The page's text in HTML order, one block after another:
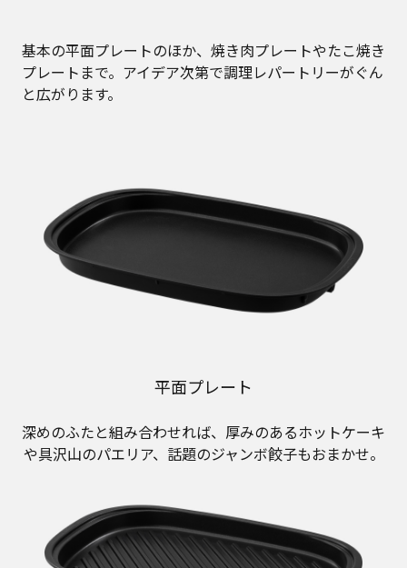
基本の平面プレートのほか、焼き肉プレートやたこ焼き
プレートまで。アイデア次第で調理レパートリーがぐん
と広がります。
平面プレート
深めのふたと組み合わせれば、厚みのあるホットケーキ
や具沢山のパエリア、話題のジャンボ餃子もおまかせ。